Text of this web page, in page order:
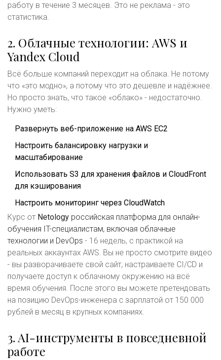
работу в течение 3 месяцев. Это не реклама - это
статистика.
2. Облачные технологии: AWS и
Yandex Cloud
Всё больше компаний переходит на облака. Не потому
что «это модно», а потому что это дешевле и надёжнее.
Но просто знать, что такое «облако» - недостаточно.
Нужно уметь:
Развернуть веб-приложение на AWS EC2
Настроить балансировку нагрузки и
масштабирование
Использовать S3 для хранения файлов и CloudFront
для кэширования
Настроить мониторинг через CloudWatch
Курс от Netology российская платформа для онлайн-
обучения IT-специалистам, включая облачные
технологии и DevOps - 16 недель, с практикой на
реальных аккаунтах AWS. Вы не просто смотрите видео
- вы разворачиваете свой сайт, настраиваете CI/CD и
получаете доступ к облачному окружению на всё
время обучения. После этого вы можете претендовать
на позицию DevOps-инженера с зарплатой от 150 000
рублей в месяц в крупных компаниях.
3. AI-инструменты в повседневной
работе